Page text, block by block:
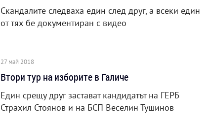
Скандалите следваха един след друг, а всеки един
от тях бе документиран с видео
27 май 2018
Втори тур на изборите в Галиче
Един срещу друг застават кандидатът на ГЕРБ
Страхил Стоянов и на БСП Веселин Тушинов